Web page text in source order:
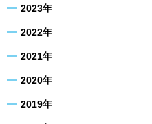
2023年
2022年
2021年
2020年
2019年